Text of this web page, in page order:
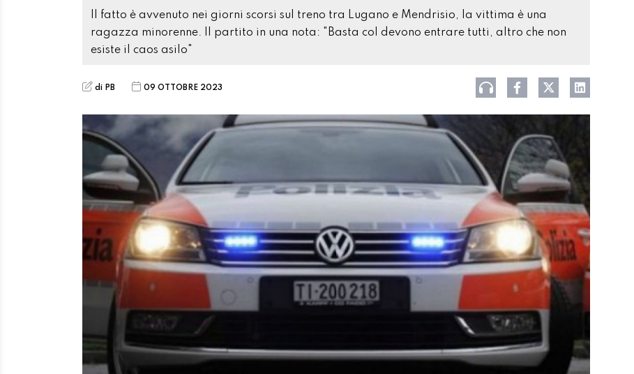
Il fatto è avvenuto nei giorni scorsi sul treno tra Lugano e Mendrisio, la vittima è una
ragazza minorenne. Il partito in una nota: "Basta col devono entrare tutti, altro che non
esiste il caos asilo"
di PB 09 OTTOBRE 2023